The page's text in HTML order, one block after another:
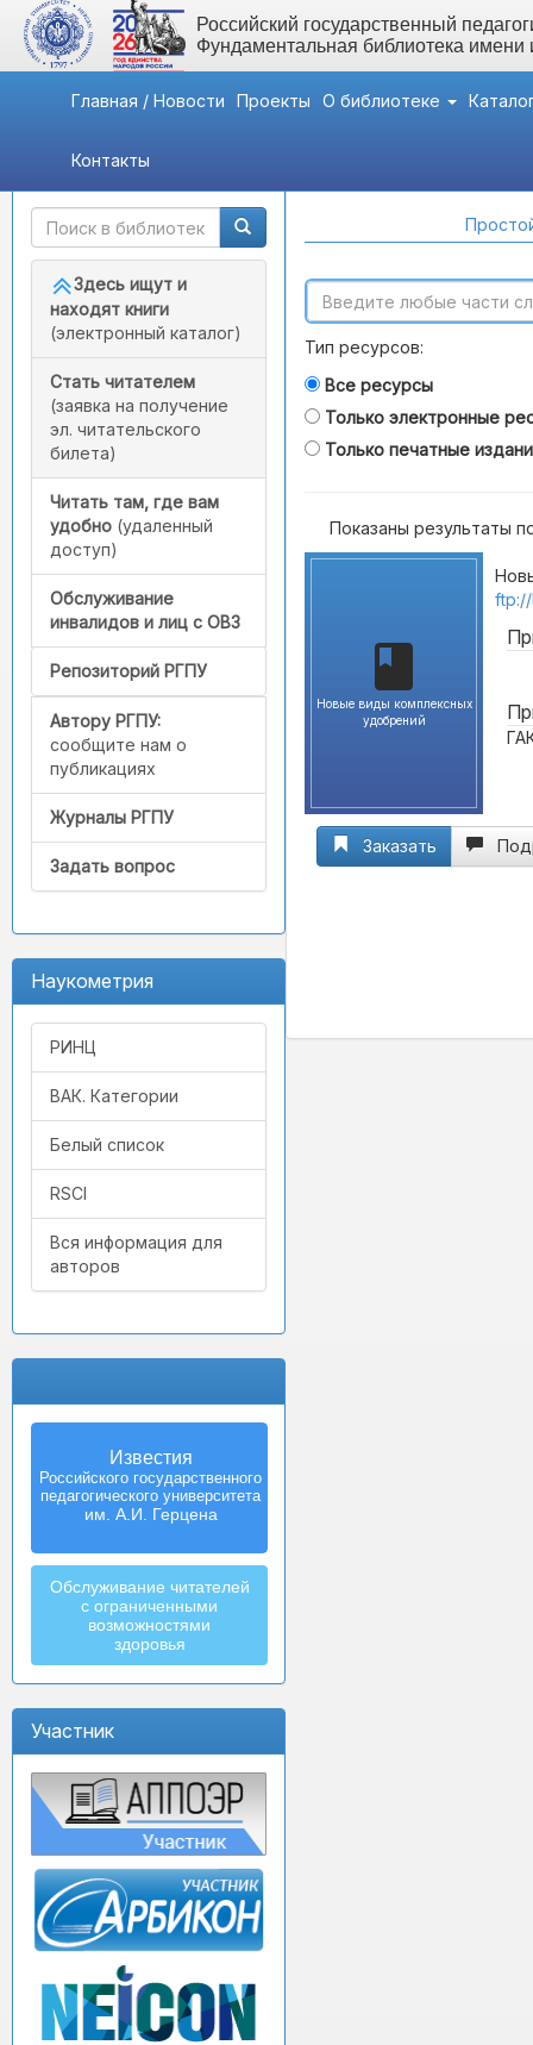
Российский государственный
Фундаментальная библиотека
Главная / Новости Проекты О библиотеке
Контакты
Быстрый доступ
Здесь ищут и
находят книги
(электронный каталог)
Стать читателем
(заявка на получение
эл. читательского
билета)
Читать там, где вам
удобно (удаленный
доступ)
Обслуживание
инвалидов и лиц с ОВЗ
Репозиторий РГПУ
Автору РГПУ:
сообщите нам о
публикациях
Журналы РГПУ
Задать вопрос
Наукометрия
РИНЦ
ВАК. Категории
Белый список
RSCI
Вся информация для
авторов
Известия
Российского государственного
педагогического университета
им. А.И. Герцена
Izvestia:
Herzen University
Journal of
Humanities & Sciences
Обслуживание читателей
с ограниченными
возможностями
здоровья
Участник
Тип ресурсов:
Все ресурсы
Только электронные
Только печатные
Показаны результаты
Новые виды комплексных
удобрений
Заказать